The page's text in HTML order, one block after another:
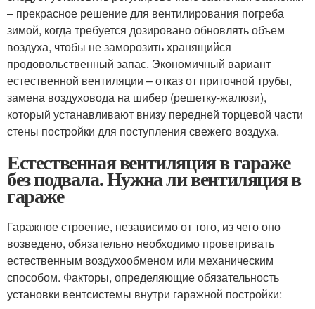
– прекрасное решение для вентилирования погреба
зимой, когда требуется дозировано обновлять объем
воздуха, чтобы не заморозить хранящийся
продовольственный запас. Экономичный вариант
естественной вентиляции – отказ от приточной трубы,
замена воздуховода на шибер (решетку-жалюзи),
который устанавливают внизу передней торцевой части
стены постройки для поступления свежего воздуха.
Естественная вентиляция в гараже
без подвала. Нужна ли вентиляция в
гараже
Гаражное строение, независимо от того, из чего оно
возведено, обязательно необходимо проветривать
естественным воздухообменом или механическим
способом. Факторы, определяющие обязательность
установки вентсистемы внутри гаражной постройки: